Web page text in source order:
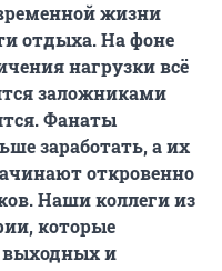
жизни
отдыха. На фоне
нагрузки всё
заложниками
Фанаты
заработать, а их
откровенно
Наши коллеги из
которые
выходных и